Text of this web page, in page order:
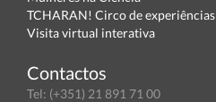
TCHARAN! Circo de experiências
Visita virtual interativa
Contactos
Tel: (+351) 21 891 71 00